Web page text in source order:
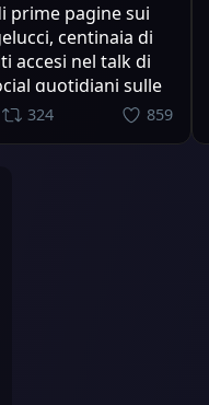
prime pagine sui
centinaia di
accesi nel talk di
quotidiani sulle
d’Italia, il
324 859